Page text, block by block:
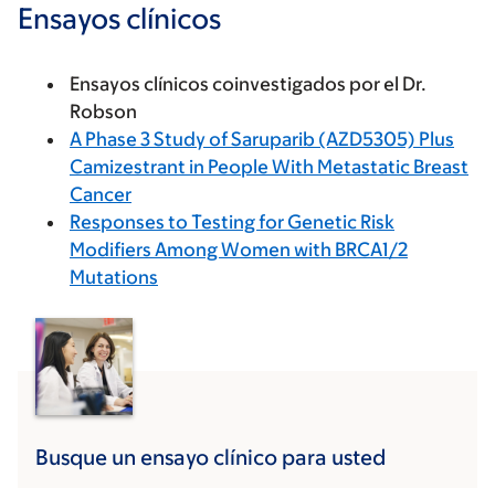
Ensayos clínicos
Ensayos clínicos coinvestigados por el Dr.
Robson
A Phase 3 Study of Saruparib (AZD5305) Plus
Camizestrant in People With Metastatic Breast
Cancer
Responses to Testing for Genetic Risk
Modifiers Among Women with BRCA1/2
Mutations
Busque un ensayo clínico para usted